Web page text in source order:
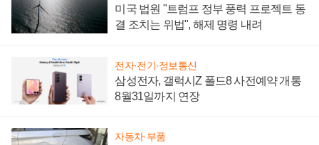
미국 법원 "트럼프 정부 풍력 프로젝트 동
결 조치는 위법", 해제 명령 내려
전자·전기·정보통신
삼성전자, 갤럭시Z 폴드8 사전예약 개통
8월31일까지 연장
자동차·부품